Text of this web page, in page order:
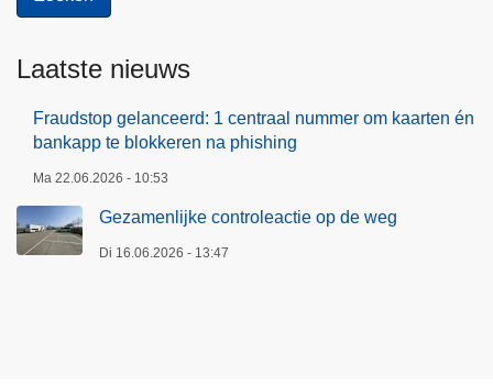
Laatste nieuws
Fraudstop gelanceerd: 1 centraal nummer om kaarten én
bankapp te blokkeren na phishing
Ma 22.06.2026 - 10:53
Gezamenlijke controleactie op de weg
Di 16.06.2026 - 13:47